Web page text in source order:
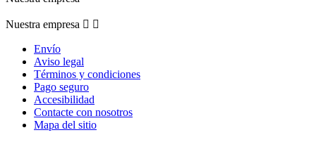
Nuestra empresa  
Envío
Aviso legal
Términos y condiciones
Pago seguro
Accesibilidad
Contacte con nosotros
Mapa del sitio